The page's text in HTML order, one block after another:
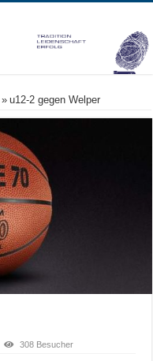
» u12-2 gegen Welper
308 Besucher